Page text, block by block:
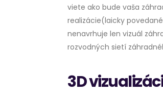
viete ako bude vaša
realizácie(laicky
nenavrhuje len vizuál
rozvodných sietí
3D